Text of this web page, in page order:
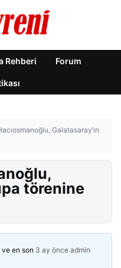
Rehberi Forum
Galatasaray’ın
törenine
ve en son 3 ay önce admin